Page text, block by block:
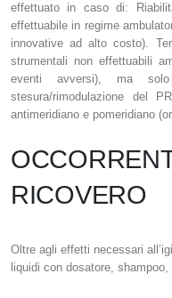
effettuato in caso di:
effettuabile in regime
innovative ad alto costo).
strumentali non effettuabili
eventi avversi), ma
stesura/rimodulazione del
antimeridiano e pomeridiano
RICOVERO
Oltre agli effetti necessari
liquidi con dosatore,